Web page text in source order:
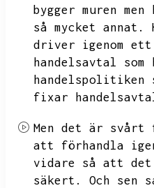
bygger muren
så mycket annat.
driver igenom
handelsavtal
handelspolitiken
fixar
Men det är
att förhandla
vidare så att
säkert.
Och sen